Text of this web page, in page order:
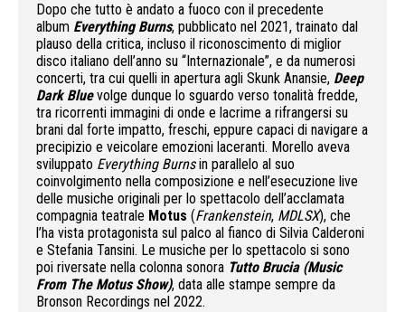
Dopo che tutto è andato a fuoco con il precedente
album Everything Burns, pubblicato nel 2021, trainato dal
plauso della critica, incluso il riconoscimento di miglior
disco italiano dell’anno su “Internazionale”, e da numerosi
concerti, tra cui quelli in apertura agli Skunk Anansie, Deep
Dark Bluevolge dunque lo sguardo verso tonalità fredde,
tra ricorrenti immagini di onde e lacrime a rifrangersi su
brani dal forte impatto, freschi, eppure capaci di navigare a
precipizio e veicolare emozioni laceranti. Morello aveva
sviluppato Everything Burnsin parallelo al suo
coinvolgimento nella composizione e nell’esecuzione live
delle musiche originali per lo spettacolo dell’acclamata
compagnia teatrale Motus (Frankenstein, MDLSX), che
l’ha vista protagonista sul palco al fianco di Silvia Calderoni
e Stefania Tansini. Le musiche per lo spettacolo si sono
poi riversate nella colonna sonora Tutto Brucia (Music
From The Motus Show), data alle stampe sempre da
Bronson Recordings nel 2022.